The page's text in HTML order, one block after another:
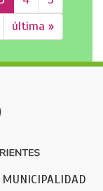
última »
MUNICIPALIDAD